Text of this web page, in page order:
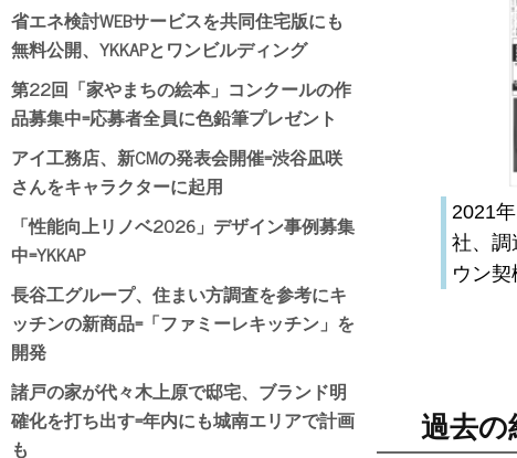
2021
社、調
ウン
過去の
省エネ検討WEBサービスを共同住宅版にも
無料公開、YKKAPとワンビルディング
第22回「家やまちの絵本」コンクールの作
品募集中=応募者全員に色鉛筆プレゼント
アイ工務店、新CMの発表会開催=渋谷凪咲
さんをキャラクターに起用
「性能向上リノベ2026」デザイン事例募集
中=YKKAP
長谷工グループ、住まい方調査を参考にキ
ッチンの新商品=「ファミーレキッチン」を
開発
諸戸の家が代々木上原で邸宅、ブランド明
確化を打ち出す=年内にも城南エリアで計画
も